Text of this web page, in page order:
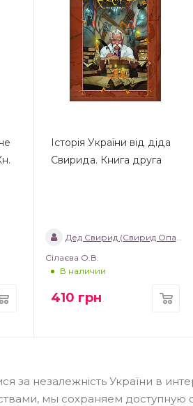
Історія України від діда
Свирида. Книга друга
Дед Свирид (Свирид Опанасович)
Сілаєва О.В.
В наличии
410 грн
за незалежність України в
мы сохраняем доступную